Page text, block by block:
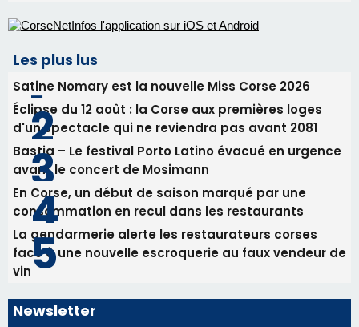
procession le 14 août
31/07/2026 08:24
Tennis - Début ce week-end du tournoi du
RCPV
31/07/2026 08:22
82ème anniversaire de la disparition du
Commandant Antoine de Saint Exupery
Les plus lus
Satine Nomary est la nouvelle Miss Corse 2026
Éclipse du 12 août : la Corse aux premières loges
d'un spectacle qui ne reviendra pas avant 2081